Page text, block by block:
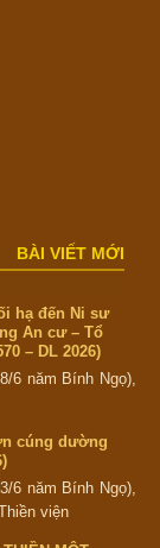
BÀI VIẾT MỚI
hạ đến Ni sư
An cư – Tổ
– DL 2026)
6 năm Bính Ngọ),
cúng dường
6 năm Bính Ngọ),
viện